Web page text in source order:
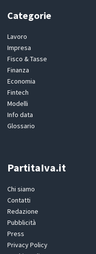
Categorie
Lavoro
Impresa
Fisco & Tasse
Finanza
Economia
Fintech
Modelli
Info data
Glossario
PartitaIva.it
Chi siamo
Contatti
Redazione
Pubblicità
Press
Privacy Policy